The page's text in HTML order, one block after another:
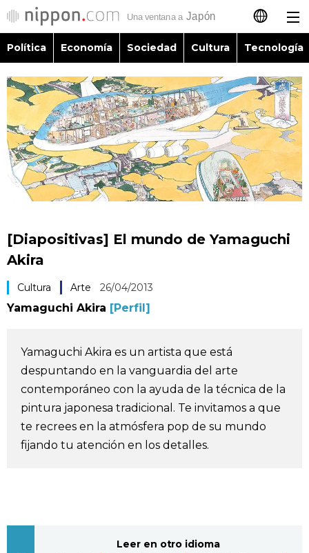
日本語
English
简体字
繁體字
Français
Política
Economía
Cultura
Tecnología
Guía de Japón
Vídeos e imágenes
En profundidad
Noticias
Política Economía Sociedad Cultura Tecnología
[Diapositivas] El mundo de Yamaguchi
Akira
Cultura Arte 26/04/2013
Yamaguchi Akira [Perfil]
Yamaguchi Akira es un artista que está
despuntando en la vanguardia del arte
contemporáneo con la ayuda de la técnica de la
pintura japonesa tradicional. Te invitamos a que
te recrees en la atmósfera pop de su mundo
fijando tu atención en los detalles.
Leer en otro idioma